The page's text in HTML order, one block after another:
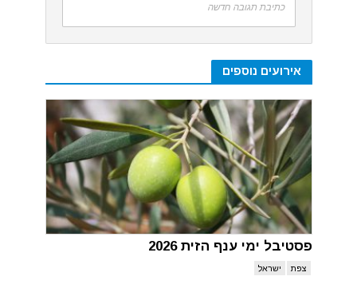
כתיבת תגובה חדשה
אירועים נוספים
פסטיבל ימי ענף הזית 2026
צפת ישראל